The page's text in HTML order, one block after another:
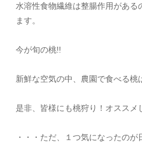
水溶性食物繊維は整腸作用がある
ます。
今が旬の桃!!
新鮮な空気の中、農園で食べる
是非、皆様にも桃狩り！オススメ
・・・ただ、１つ気になったのが